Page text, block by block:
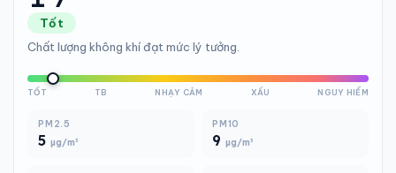
Tốt
Chất lượng không khí đạt mức lý tưởng.
TỐT TB NHẠY CẢM XẤU NGUY HIỂM
PM2.5
5 µg/m³
PM10
9 µg/m³